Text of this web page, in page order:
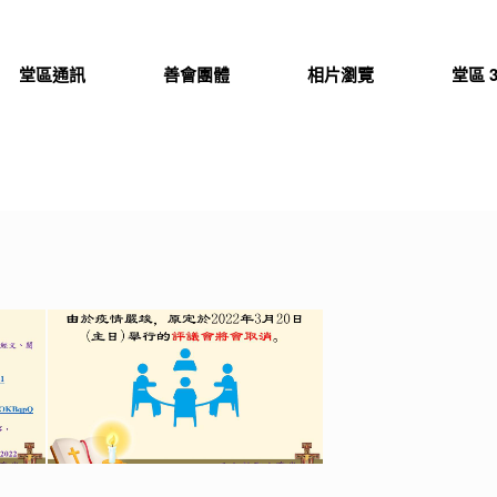
堂區通訊 善會團體 相片瀏覽 堂區